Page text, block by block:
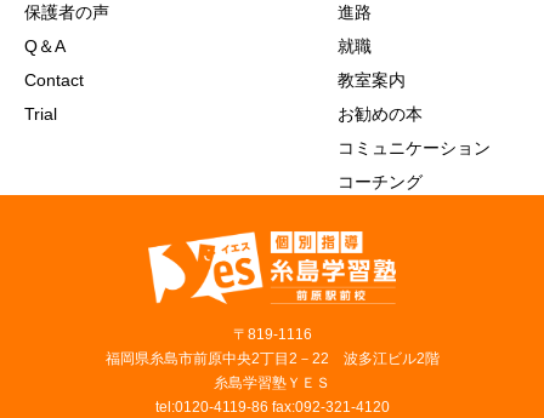
保護者の声
Q＆A
Contact
Trial
進路
就職
教室案内
お勧めの本
コミュニケーション
コーチング
〒819‐1116
福岡県糸島市前原中央2丁目2－22 波多江ビル2階
糸島学習塾ＹＥＳ
tel:0120-4119-86 fax:092-321-4120